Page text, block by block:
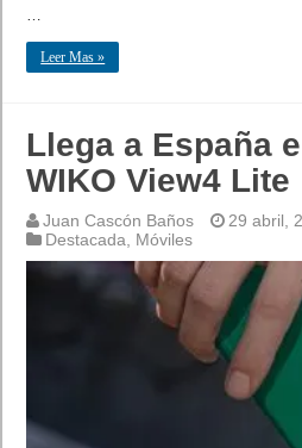
Leer Mas »
Llega a España
WIKO View4 Lite
Juan Cascón Baños
29 abril,
Destacada
Móviles